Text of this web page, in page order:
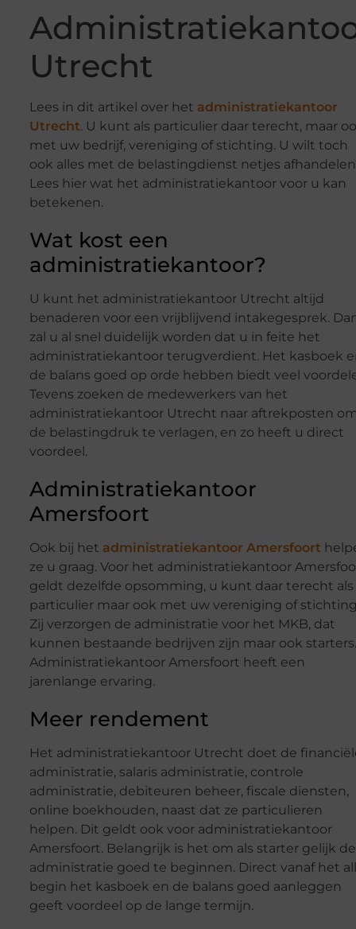
Utrecht
Lees in dit artikel over het administratiekantoor
Utrecht. U kunt als particulier daar terecht, maar
met uw bedrijf, vereniging of stichting. U wilt toch
ook alles met de belastingdienst netjes
Lees hier wat het administratiekantoor voor u kan
betekenen.
Wat kost een
administratiekantoor?
U kunt het administratiekantoor Utrecht altijd
benaderen voor een vrijblijvend intakegesprek.
zal u al snel duidelijk worden dat u in feite het
administratiekantoor terugverdient. Het kasboek
de balans goed op orde hebben biedt veel
Tevens zoeken de medewerkers van het
administratiekantoor Utrecht naar aftrekposten
de belastingdruk te verlagen, en zo heeft u direct
voordeel.
Administratiekantoor
Amersfoort
Ook bij het administratiekantoor Amersfoort
ze u graag. Voor het administratiekantoor
geldt dezelfde opsomming, u kunt daar terecht als
particulier maar ook met uw vereniging of
Zij verzorgen de administratie voor het MKB, dat
kunnen bestaande bedrijven zijn maar ook starters.
Administratiekantoor Amersfoort heeft een
jarenlange ervaring.
Meer rendement
Het administratiekantoor Utrecht doet de
administratie, salaris administratie, controle
administratie, debiteuren beheer, fiscale diensten,
online boekhouden, naast dat ze particulieren
helpen. Dit geldt ook voor administratiekantoor
Amersfoort. Belangrijk is het om als starter gelijk de
administratie goed te beginnen. Direct vanaf het
begin het kasboek en de balans goed aanleggen
geeft voordeel op de lange termijn.